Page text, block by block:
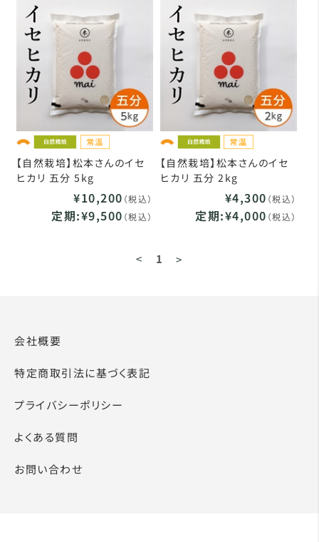
【自然栽培】松本さんのイセ
ヒカリ 五分 5kg
¥10,200 （税込）
定期:¥9,500 （税込）
【自然栽培】松本さんのイセ
ヒカリ 五分 2kg
¥4,300 （税込）
定期:¥4,000 （税込）
< 1 >
会社概要
特定商取引法に基づく表記
プライバシーポリシー
よくある質問
お問い合わせ